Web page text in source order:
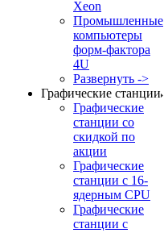
Xeon
Промышленные
компьютеры
форм-фактора
4U
Развернуть ->
Графические станции
Графические
станции со
скидкой по
акции
Графические
станции с 16-
ядерным CPU
Графические
станции с